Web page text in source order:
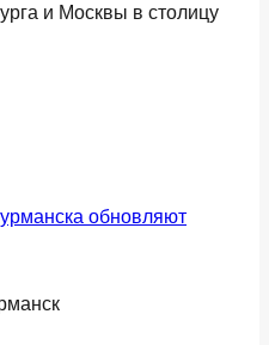
и Москвы в столицу
обновляют